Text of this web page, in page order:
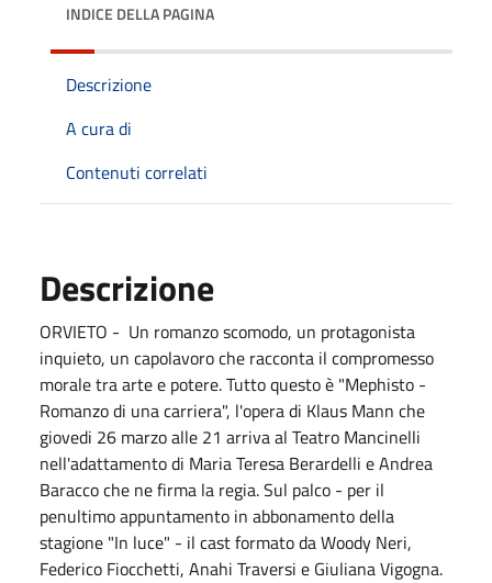
INDICE DELLA PAGINA
Descrizione
A cura di
Contenuti correlati
Descrizione
ORVIETO - Un romanzo scomodo, un protagonista
inquieto, un capolavoro che racconta il compromesso
morale tra arte e potere. Tutto questo è "Mephisto -
Romanzo di una carriera", l'opera di Klaus Mann che
giovedi 26 marzo alle 21 arriva al Teatro Mancinelli
nell'adattamento di Maria Teresa Berardelli e Andrea
Baracco che ne firma la regia. Sul palco - per il
penultimo appuntamento in abbonamento della
stagione "In luce" - il cast formato da Woody Neri,
Federico Fiocchetti, Anahi Traversi e Giuliana Vigogna.